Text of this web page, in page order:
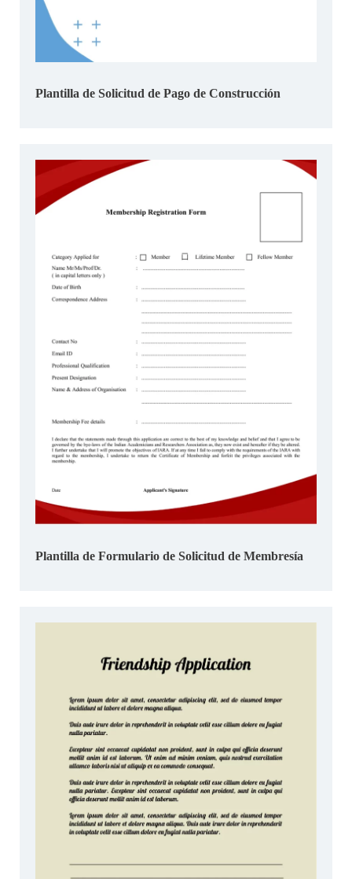
Plantilla de Solicitud de Pago de Construcción
Plantilla de Formulario de Solicitud de Membresía